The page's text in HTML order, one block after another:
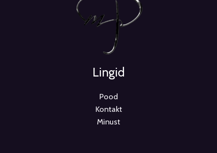
Lingid
Pood
Kontakt
Minust